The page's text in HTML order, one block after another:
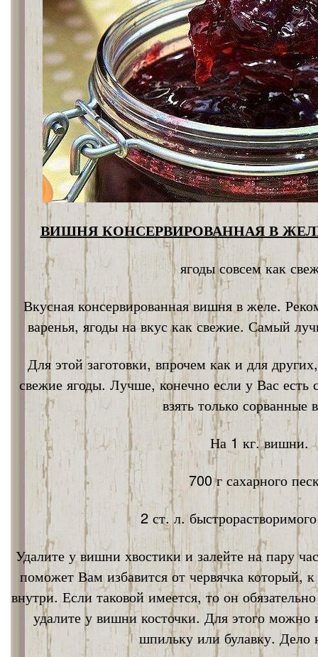
ВИШНЯ КОНСЕРВИРОВАННАЯ В
ягоды совсем как
Вкусная консервированная вишня в желе.
варенья, ягоды на вкус как свежие. Самый
Для этой заготовки, впрочем как и для
свежие ягоды. Лучше, конечно если у Вас
взять только сорванные
На 1 кг. вишни.
700 г сахарного
2 ст. л.
Удалите у вишни хвостики и залейте на пару
поможет Вам избавится от червячка который,
внутри. Если таковой имеется, то он
удалите у вишни косточки. Для этого можно
шпильку или булавку. Дело